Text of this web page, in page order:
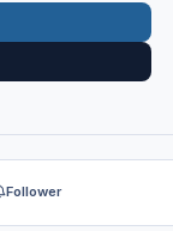
Follower